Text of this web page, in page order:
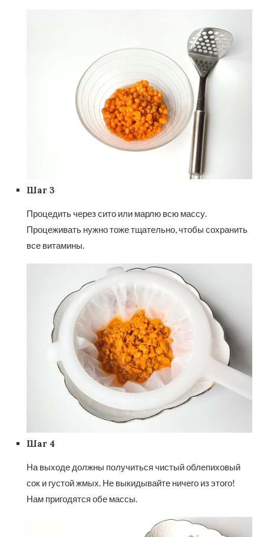
Шаг 3
Процедить через сито или марлю всю массу.
Процеживать нужно тоже тщательно, чтобы сохранить
все витамины.
Шаг 4
На выходе должны получиться чистый облепиховый
сок и густой жмых. Не выкидывайте ничего из этого!
Нам пригодятся обе массы.